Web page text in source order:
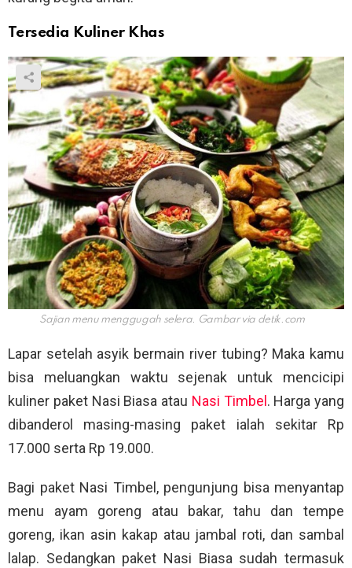
Tersedia Kuliner Khas
Sajian menu menggugah selera. Gambar via detik.com
Lapar setelah asyik bermain river tubing? Maka kamu
bisa meluangkan waktu sejenak untuk mencicipi
kuliner paket Nasi Biasa atau Nasi Timbel . Harga yang
dibanderol masing-masing paket ialah sekitar Rp
17.000 serta Rp 19.000.
Bagi paket Nasi Timbel, pengunjung bisa menyantap
menu ayam goreng atau bakar, tahu dan tempe
goreng, ikan asin kakap atau jambal roti, dan sambal
lalap. Sedangkan paket Nasi Biasa sudah termasuk